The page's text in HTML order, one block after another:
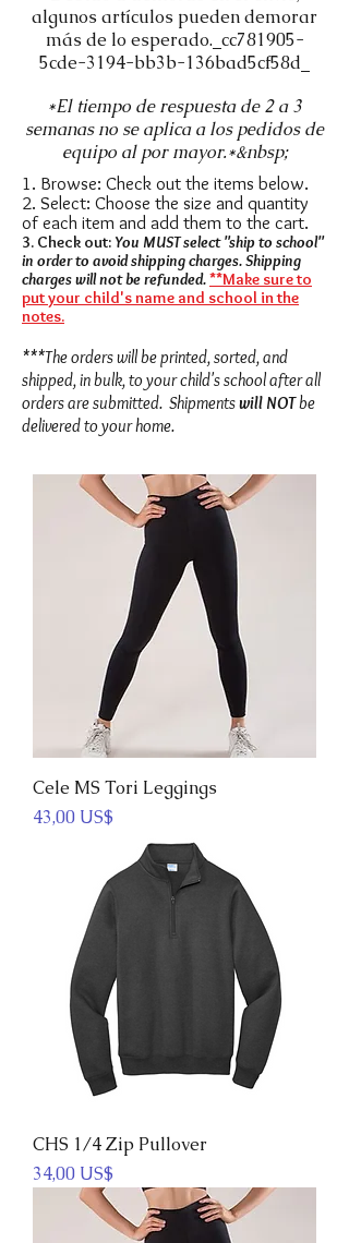
algunos artículos pueden demorar
más de lo esperado._cc781905-
5cde-3194-bb3b-136bad5cf58d_
*El tiempo de respuesta de 2 a 3
semanas no se aplica a los pedidos de
equipo al por mayor.*&nbsp;
1. Browse: Check out the items below.
2. Select: Choose the size and quantity
of each item and add them to the cart.
3. Check out: You MUST select "ship to school"
in order to avoid shipping charges. Shipping
charges will not be refunded.**Make sure to
put your child's name and school in the
notes.
***The orders will be printed, sorted, and
shipped, in bulk, to your child's school after all
orders are submitted. Shipmentswill NOTbe
delivered to your home.
Cele MS Tori Leggings
Precio
43,00 US$
CHS 1/4 Zip Pullover
Precio
34,00 US$